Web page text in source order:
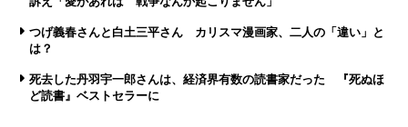
つげ義春さんと白土三平さん カリスマ漫画家、二人の「違い」と
は？
死去した丹羽宇一郎さんは、経済界有数の読書家だった 『死ぬほ
ど読書』ベストセラーに